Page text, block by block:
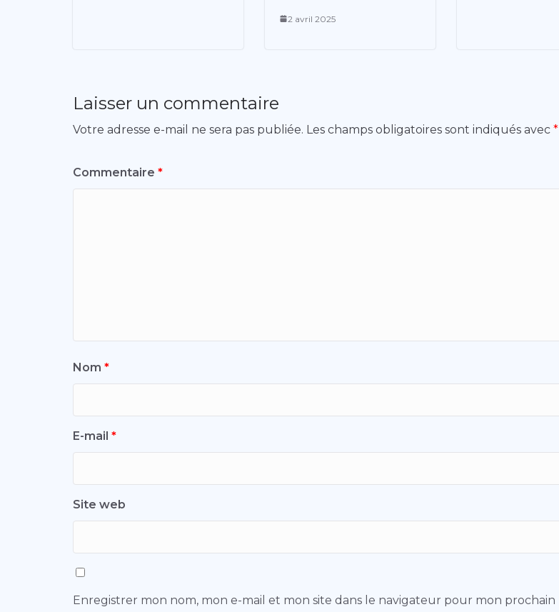
2 avril 2025
Laisser un commentaire
Votre adresse e-mail ne sera pas publiée. Les champs obligatoires sont indiqués avec *
Commentaire *
Nom *
E-mail *
Site web
Enregistrer mon nom, mon e-mail et mon site dans le navigateur pour mon prochain